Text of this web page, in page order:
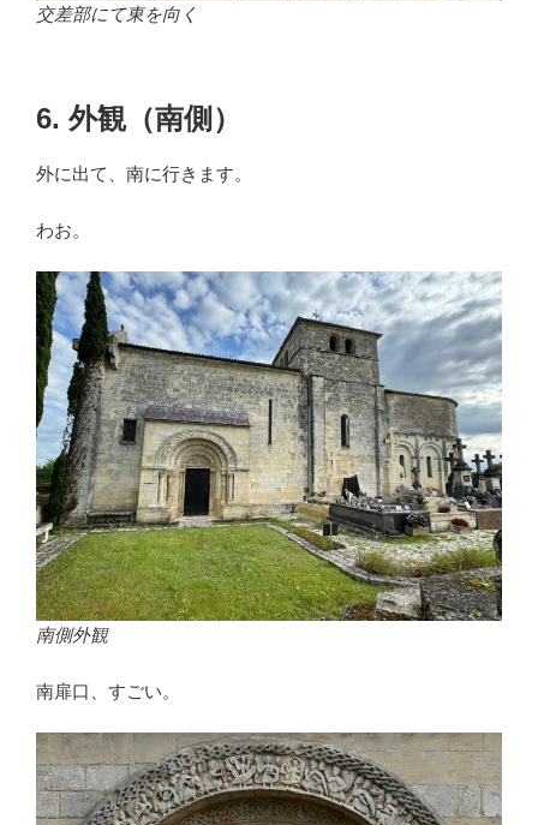
交差部にて東を向く
6. 外観（南側）
外に出て、南に行きます。
わお。
南側外観
南扉口、すごい。